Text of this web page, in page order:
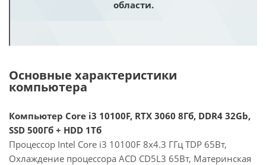
области.
Основные характеристики
компьютера
Компьютер Core i3 10100F, RTX 3060 8Гб, DDR4 32Gb,
SSD 500Гб + HDD 1Тб
Процессор Intel Core i3 10100F 8x4.3 ГГц TDP 65Вт,
Охлаждение процессора ACD CD5L3 65Вт, Материнская